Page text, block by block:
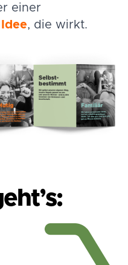
einer
, die wirkt.